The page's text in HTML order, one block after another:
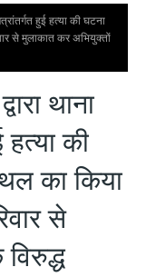
हुई हत्या की घटना
से मुलाकात कर अभियुक्तों
थाना
हत्या की
का किया
से